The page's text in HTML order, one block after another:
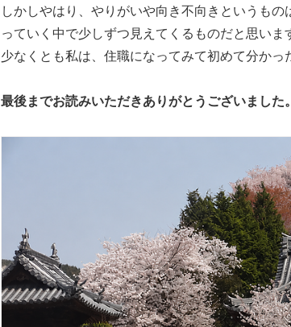
しかしやはり、やりがいや向き不向きというも
っていく中で少しずつ見えてくるものだと思いま
少なくとも私は、住職になってみて初めて分かっ
最後までお読みいただきありがとうございました。